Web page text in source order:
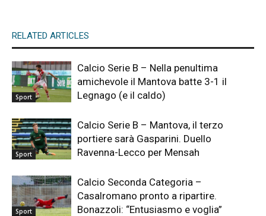
RELATED ARTICLES
Sport
Calcio Serie B – Nella penultima
amichevole il Mantova batte 3-1 il
Legnago (e il caldo)
Sport
Calcio Serie B – Mantova, il terzo
portiere sarà Gasparini. Duello
Ravenna-Lecco per Mensah
Sport
Calcio Seconda Categoria –
Casalromano pronto a ripartire.
Bonazzoli: “Entusiasmo e voglia”